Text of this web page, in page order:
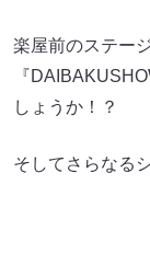
楽屋前のステー
『
しょうか！？
そしてさらなる